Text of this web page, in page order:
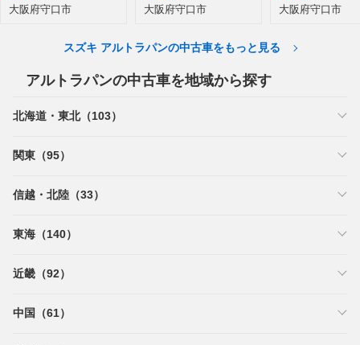
大阪府守口市 大阪府守口市 大阪府守口市
スズキ アルトラパンの中古車をもっと見る
アルトラパンの中古車を地域から探す
北海道・東北（103）
関東（95）
信越・北陸（33）
東海（140）
近畿（92）
中国（61）